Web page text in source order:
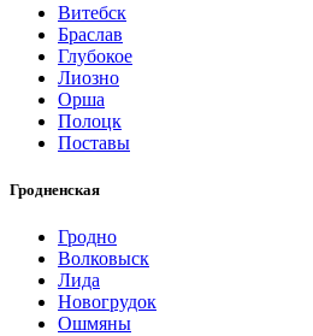
Витебск
Браслав
Глубокое
Лиозно
Орша
Полоцк
Поставы
Гродненская
Гродно
Волковыск
Лида
Новогрудок
Ошмяны